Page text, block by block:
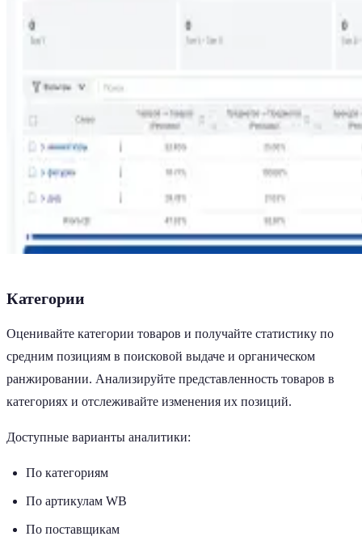
Категории
Оценивайте категории товаров и получайте статистику по
средним позициям в поисковой выдаче и органическом
ранжировании. Анализируйте представленность товаров в
категориях и отслеживайте изменения их позиций.
Доступные варианты аналитики:
По категориям
По артикулам WB
По поставщикам